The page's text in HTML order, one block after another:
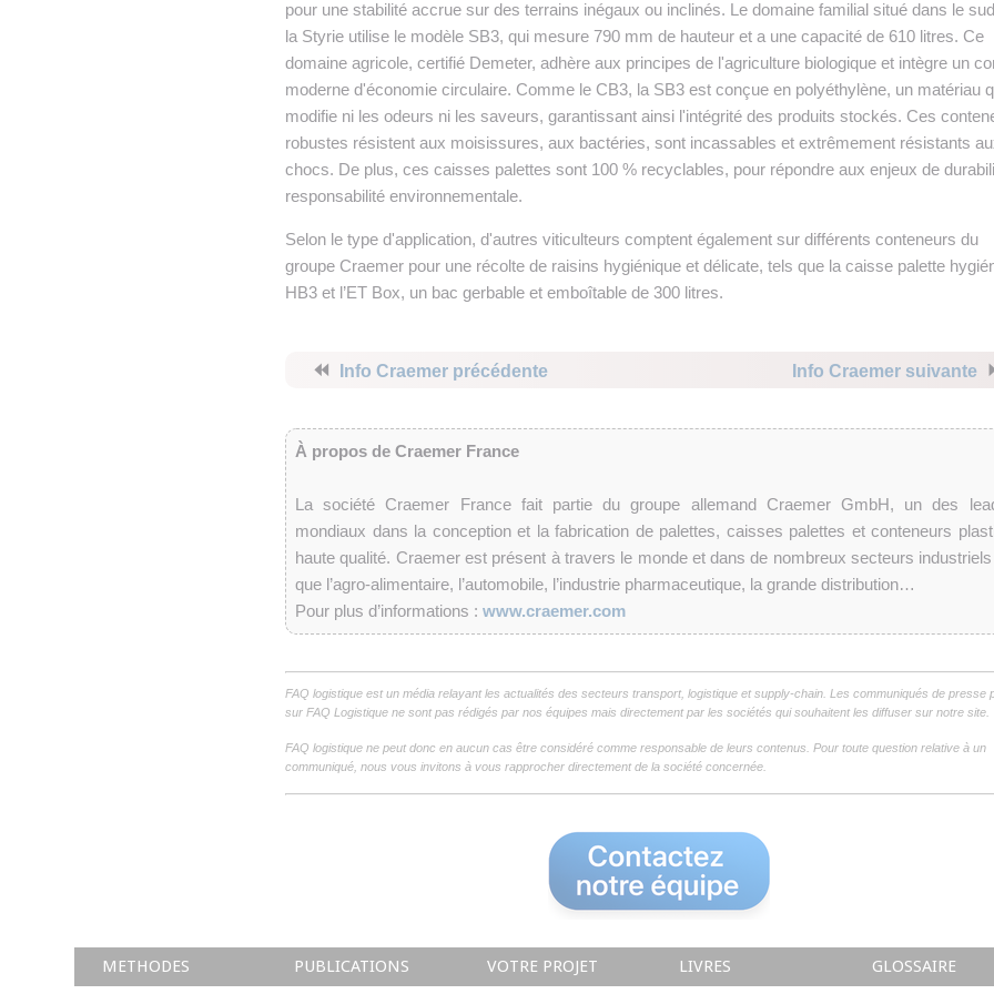
pour une stabilité accrue sur des terrains inégaux ou inclinés. Le domaine familial situé dans le
la Styrie utilise le modèle SB3, qui mesure 790 mm de hauteur et a une capacité de 610 litres. Ce
domaine agricole, certifié Demeter, adhère aux principes de l'agriculture biologique et intègre un
moderne d'économie circulaire. Comme le CB3, la SB3 est conçue en polyéthylène, un matériau
modifie ni les odeurs ni les saveurs, garantissant ainsi l'intégrité des produits stockés. Ces
robustes résistent aux moisissures, aux bactéries, sont incassables et extrêmement résistants
chocs. De plus, ces caisses palettes sont 100 % recyclables, pour répondre aux enjeux de
responsabilité environnementale.
Selon le type d'application, d'autres viticulteurs comptent également sur différents conteneurs du
groupe Craemer pour une récolte de raisins hygiénique et délicate, tels que la caisse palette
HB3 et l’ET Box, un bac gerbable et emboîtable de 300 litres.
⏪ Info Craemer précédente Info Craemer suivante
À propos de Craemer France
La société Craemer France fait partie du groupe allemand Craemer GmbH, un des
mondiaux dans la conception et la fabrication de palettes, caisses palettes et conteneurs
haute qualité. Craemer est présent à travers le monde et dans de nombreux secteurs
que l’agro-alimentaire, l’automobile, l’industrie pharmaceutique, la grande distribution…
Pour plus d’informations : www.craemer.com
FAQ logistique est un média relayant les actualités des secteurs transport, logistique et supply-chain. Les communiqués de presse
sur FAQ Logistique ne sont pas rédigés par nos équipes mais directement par les sociétés qui souhaitent les diffuser sur notre site.
FAQ logistique ne peut donc en aucun cas être considéré comme responsable de leurs contenus. Pour toute question relative à un
communiqué, nous vous invitons à vous rapprocher directement de la société concernée.
METHODES PUBLICATIONS VOTRE PROJET LIVRES GLOSSAIRE